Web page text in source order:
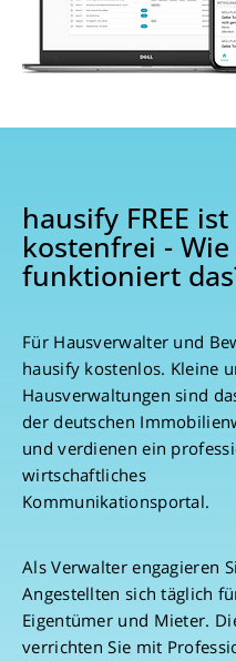
hausify FREE ist
kostenfrei - Wie
funktioniert
Für Hausverwalter und
hausify kostenlos. Kleine
Hausverwaltungen sind
der deutschen
und verdienen ein
wirtschaftliches
Kommunikationsportal.
Als Verwalter engagieren
Angestellten sich täglich
Eigentümer und Mieter.
verrichten Sie mit